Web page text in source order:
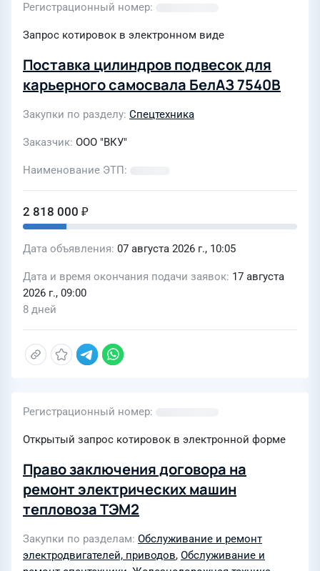
Регистрационный номер
Запрос котировок в электронном виде
Поставка цилиндров подвесок для
карьерного самосвала БелАЗ 7540В
Закупки по разделу Спецтехника
Заказчик ООО "ВКУ"
Наименование ЭТП
2 818 000 ₽
Дата объявления 07 августа 2026 г., 10:05
Дата и время окончания подачи заявок 17 августа
2026 г., 09:00
8 дней
Регистрационный номер
Открытый запрос котировок в электронной форме
Право заключения договора на
ремонт электрических машин
тепловоза ТЭМ2
Закупки по разделам Обслуживание и ремонт
электродвигателей, приводов, Обслуживание и